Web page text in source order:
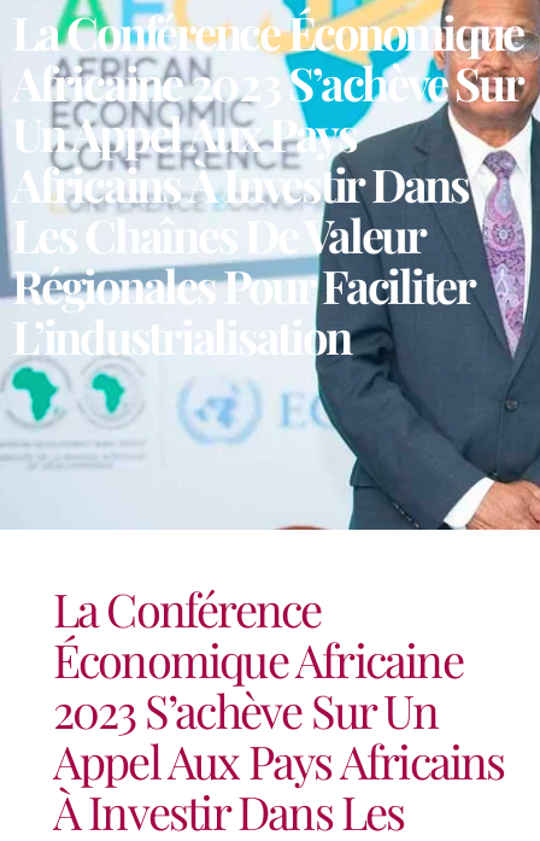
La Conférence Économique
Africaine 2023 S’achève Sur
Un Appel Aux Pays
Africains À Investir Dans
Les Chaînes De Valeur
Régionales Pour Faciliter
L’industrialisation
La Conférence
Économique Africaine
2023 S’achève Sur Un
Appel Aux Pays Africains
À Investir Dans Les